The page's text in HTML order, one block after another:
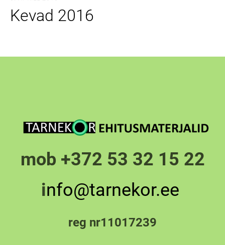
Kevad 2016
mob +372 53 32 15 22
info@tarnekor.ee
reg nr11017239